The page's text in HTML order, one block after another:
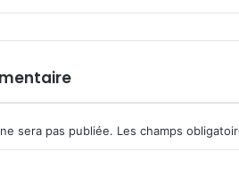
sera pas publiée. Les champs